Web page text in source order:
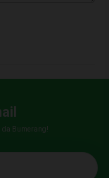
da Bumerang!